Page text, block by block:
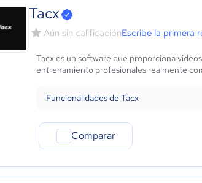
Tacx
Aún sin calificaciónEscribe la primera
Tacx es un software que proporciona
entrenamiento profesionales realmente
Funcionalidades de Tacx
Comparar